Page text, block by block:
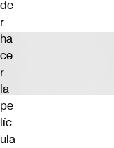
de
r
ha
ce
r
la
pe
líc
ula